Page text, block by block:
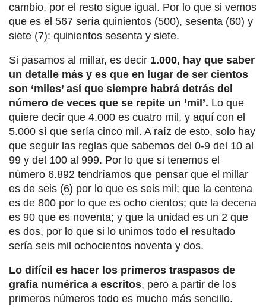
cambio, por el resto sigue igual. Por lo que si vemos
que es el 567 sería quinientos (500), sesenta (60) y
siete (7): quinientos sesenta y siete.
Si pasamos al millar, es decir 1.000, hay que saber
un detalle más y es que en lugar de ser cientos
son ‘miles’ así que siempre habrá detrás del
número de veces que se repite un ‘mil’. Lo que
quiere decir que 4.000 es cuatro mil, y aquí con el
5.000 sí que sería cinco mil. A raíz de esto, solo hay
que seguir las reglas que sabemos del 0-9 del 10 al
99 y del 100 al 999. Por lo que si tenemos el
número 6.892 tendríamos que pensar que el millar
es de seis (6) por lo que es seis mil; que la centena
es de 800 por lo que es ocho cientos; que la decena
es 90 que es noventa; y que la unidad es un 2 que
es dos, por lo que si lo unimos todo el resultado
sería seis mil ochocientos noventa y dos.
Lo difícil es hacer los primeros traspasos de
grafía numérica a escritos, pero a partir de los
primeros números todo es mucho más sencillo.